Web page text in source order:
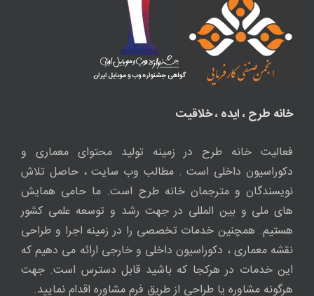
خانه طرح ، ایده ، خلاقیت
فعالیت خانه طرح در زمینه تولید محتوای معماری و
دکوراسیون داخلی است . مطالب وب سایت ، حاصل تلاش
نویسندگان و مترجمان خانه طرح است. ما حامی همایش
های ملی و بین المللی در جهت رشد و توسعه علمی کشور
هستیم. همچنین خدمات تخصصی را در زمینه اجرا و طراحی
نقشه معماری ، دکوراسیون داخلی و خارجی ارائه می دهیم که
این خدمات در هرکجا که باشید قابل دسترس است. جهت
هرگونه مشاوره یا طراحی از طریق فرم مشاوره اقدام نمایید.